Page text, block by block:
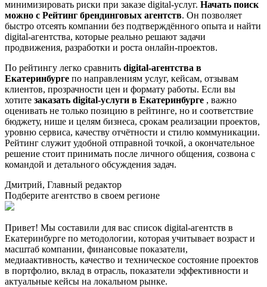
минимизировать риски при заказе digital-услуг. Начать поиск
можно с Рейтинг брендинговых агентств. Он позволяет
быстро отсеять компании без подтверждённого опыта и найти
digital-агентства, которые реально решают задачи
продвижения, разработки и роста онлайн-проектов.
По рейтингу легко сравнить digital-агентства в
Екатеринбурге по направлениям услуг, кейсам, отзывам
клиентов, прозрачности цен и формату работы. Если вы
хотите заказать digital-услуги в Екатеринбурге , важно
оценивать не только позицию в рейтинге, но и соответствие
бюджету, нише и целям бизнеса, срокам реализации проектов,
уровню сервиса, качеству отчётности и стилю коммуникации.
Рейтинг служит удобной отправной точкой, а окончательное
решение стоит принимать после личного общения, созвона с
командой и детального обсуждения задач.
Дмитрий, Главный редактор
Подберите агентство в своем регионе
Привет! Мы составили для вас список digital-агентств в
Екатеринбурге по методологии, которая учитывает возраст и
масштаб компании, финансовые показатели,
медиаактивность, качество и техническое состояние проектов
в портфолио, вклад в отрасль, показатели эффективности и
актуальные кейсы на локальном рынке.